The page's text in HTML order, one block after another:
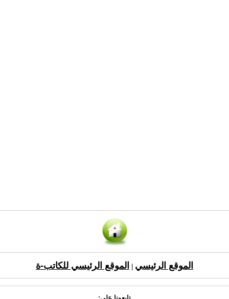
الموقع الرئيسي الموقع الرئيسي للكاتب-ة